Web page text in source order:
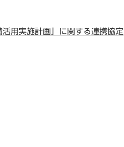
用実施計画」に関する連携協定